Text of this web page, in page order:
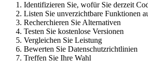
Identifizieren Sie, wofür Sie derzeit
Listen Sie unverzichtbare Funktionen
Recherchieren Sie Alternativen
Testen Sie kostenlose Versionen
Vergleichen Sie Leistung
Bewerten Sie Datenschutzrichtlinien
Treffen Sie Ihre Wahl